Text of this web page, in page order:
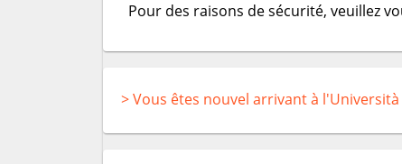
Pour des raisons de sécurité, veuillez
> Vous êtes nouvel arrivant à